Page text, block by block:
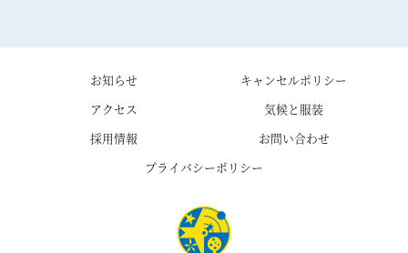
お知らせ
キャンセルポリシー
アクセス
気候と服装
採用情報
お問い合わせ
プライバシーポリシー